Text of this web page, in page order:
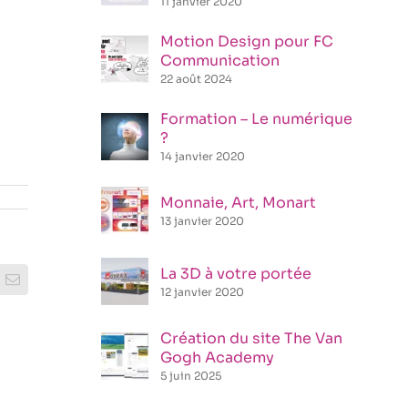
Email
Motion Design pour FC
Communication
22 août 2024
Formation – Le numérique
?
14 janvier 2020
Monnaie, Art, Monart
13 janvier 2020
La 3D à votre portée
12 janvier 2020
Création du site The Van
Gogh Academy
5 juin 2025